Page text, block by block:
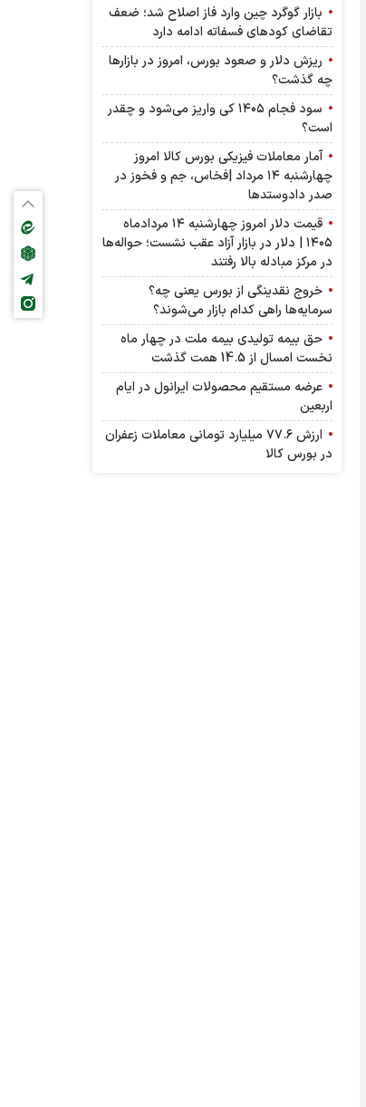
بازار گوگرد چین وارد فاز اصلاح شد؛ ضعف
تقاضای کودهای فسفاته ادامه دارد
ریزش دلار و صعود بورس، امروز در بازارها
چه گذشت؟
سود فجام ۱۴۰۵ کی واریز می‌شود و چقدر
است؟
آمار معاملات فیزیکی بورس کالا امروز
چهارشنبه ۱۴ مرداد |فخاس، جم و فخوز در
صدر دادوستد‌ها
قیمت دلار امروز چهارشنبه ۱۴ مردادماه
۱۴۰۵ | دلار در بازار آزاد عقب نشست؛ حواله‌ها
در مرکز مبادله بالا رفتند
خروج نقدینگی از بورس یعنی چه؟
سرمایه‌ها راهی کدام بازار می‌شوند؟
حق بیمه تولیدی بیمه ملت در چهار ماه
نخست امسال از 14.5 همت گذشت
عرضه مستقیم محصولات ایرانول در ایام
اربعین
ارزش ۷۷.۶ میلیارد تومانی معاملات زعفران
در بورس کالا